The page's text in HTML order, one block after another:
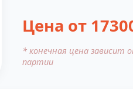
Цена от
* конечная цена зависит
партии